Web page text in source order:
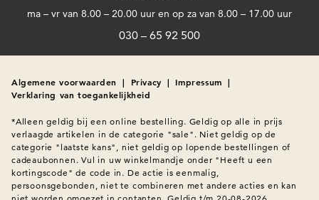
ma – vr van 8.00 – 20.00 uur en op za van 8.00 – 17.00 uur
030 – 65 92 500
Algemene voorwaarden | Privacy | Impressum |
Verklaring van toegankelijkheid
*Alleen geldig bij een online bestelling. Geldig op alle in prijs
verlaagde artikelen in de categorie "sale". Niet geldig op de
categorie "laatste kans", niet geldig op lopende bestellingen of
cadeaubonnen. Vul in uw winkelmandje onder "Heeft u een
kortingscode" de code in. De actie is eenmalig,
persoonsgebonden, niet te combineren met andere acties en kan